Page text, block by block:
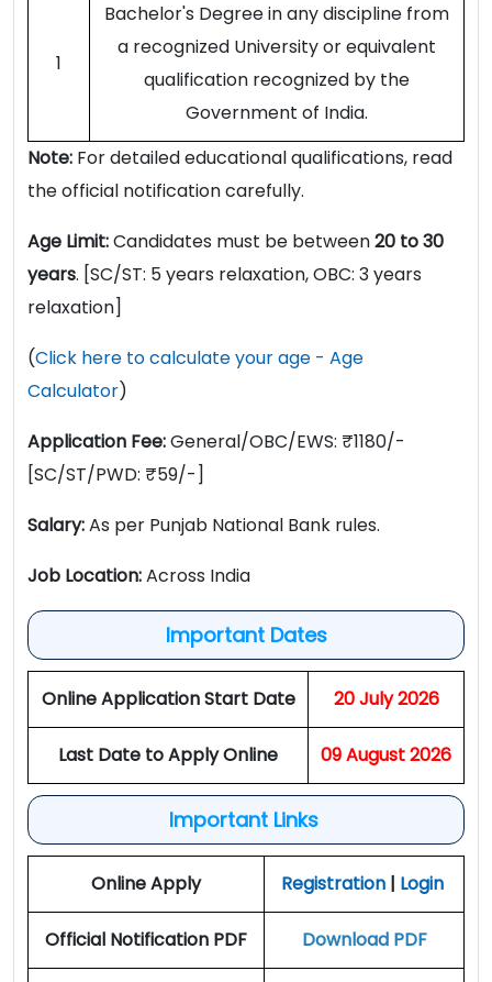
1
Bachelor's Degree in any discipline from
a recognized University or equivalent
qualification recognized by the
Government of India.
Note: For detailed educational qualifications, read
the official notification carefully.
Age Limit:Candidates must be between20 to 30
years. [SC/ST: 5 years relaxation, OBC: 3 years
relaxation]
(Click here to calculate your age - Age
Calculator)
Application Fee:General/OBC/EWS: ₹1180/-
[SC/ST/PWD: ₹59/-]
Salary:As per Punjab National Bank rules.
Job Location:Across India
Important Dates
Online Application Start Date 20 July 2026
Last Date to Apply Online 09 August 2026
Important Links
Online Apply Registration| Login
Official Notification PDF Download PDF